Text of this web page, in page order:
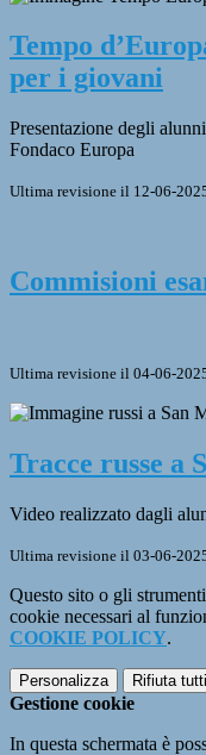
Tempo
per i giovani
Presentazione degli
Fondaco Europa
Ultima revisione il 12-06-
Commisioni
Ultima revisione il 04-06-
Tracce russe a
Video realizzato dagli
Ultima revisione il 03-06-
Questo sito o gli
cookie necessari al
COOKIE POLICY.
Personalizza Rifiuta tutti
Gestione cookie
In questa schermata è